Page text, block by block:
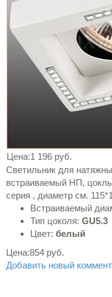
Цена:1 196 руб.
Светильник для
встраиваемый НП,
серия , диаметр см.
Встраиваемый
Тип цоколя: GU5.3
Цвет: белый
Цена:854 руб.
Добавить новый